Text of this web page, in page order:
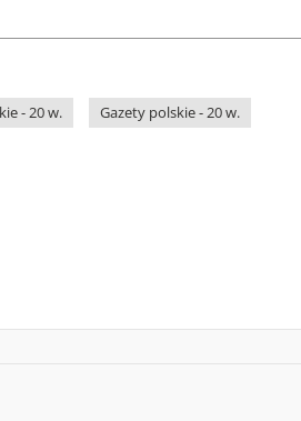
- 20 w.
Gazety polskie - 20 w.